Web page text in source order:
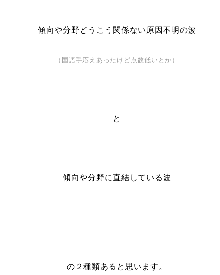
傾向や分野どうこう関係ない原因不明の波
（国語手応えあったけど点数低いとか）
と
傾向や分野に直結している波
の２種類あると思います。